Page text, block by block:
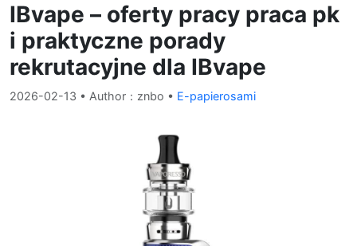
IBvape – oferty pracy praca pk
i praktyczne porady
rekrutacyjne dla IBvape
2026-02-13 • Author：znbo • E-papierosami